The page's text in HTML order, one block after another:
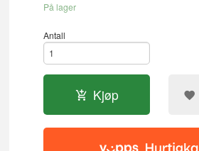
På lager
Antall
Kjøp